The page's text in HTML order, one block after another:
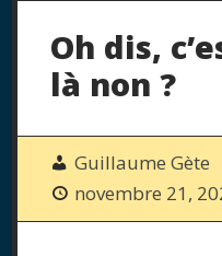
Oh dis,
là non ?
Guillaume Gète
novembre 21,